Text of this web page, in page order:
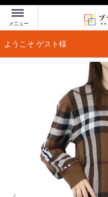
Menu
メニュー
ようこそ ゲスト様